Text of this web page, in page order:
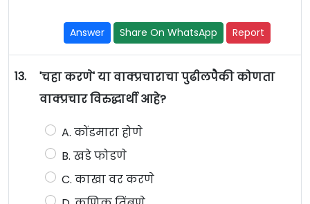
Answer Share On WhatsApp Report
13.
'चहा करणे' या वाक्प्रचाराचा पुढीलपैकी कोणता
वाक्प्रचार विरुद्धार्थी आहे?
A. कोंडमारा होणे
B. खडे फोडणे
C. काखा वर करणे